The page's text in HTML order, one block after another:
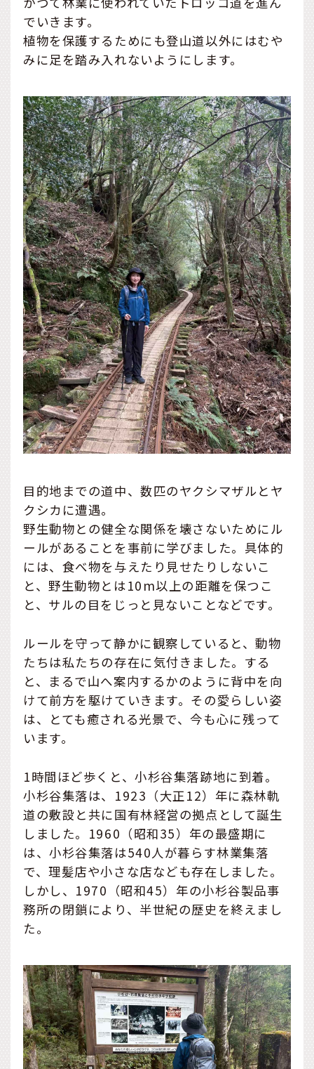
でいきます。
植物を保護するためにも登山道以外にはむや
みに足を踏み入れないようにします。
目的地までの道中、数匹のヤクシマザルとヤ
クシカに遭遇。
野生動物との健全な関係を壊さないためにル
ールがあることを事前に学びました。具体的
には、食べ物を与えたり見せたりしないこ
と、野生動物とは10m以上の距離を保つこ
と、サルの目をじっと見ないことなどです。
ルールを守って静かに観察していると、動物
たちは私たちの存在に気付きました。する
と、まるで山へ案内するかのように背中を向
けて前方を駆けていきます。その愛らしい姿
は、とても癒される光景で、今も心に残って
います。
1時間ほど歩くと、小杉谷集落跡地に到着。
小杉谷集落は、1923（大正12）年に森林軌
道の敷設と共に国有林経営の拠点として誕生
しました。1960（昭和35）年の最盛期に
は、小杉谷集落は540人が暮らす林業集落
で、理髪店や小さな店なども存在しました。
しかし、1970（昭和45）年の小杉谷製品事
務所の閉鎖により、半世紀の歴史を終えまし
た。